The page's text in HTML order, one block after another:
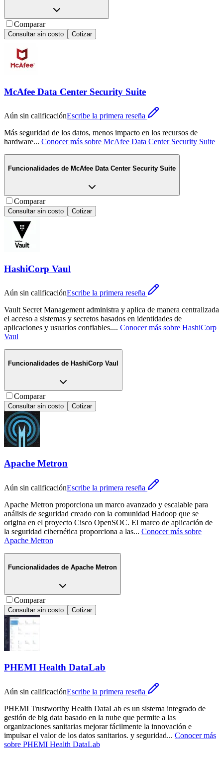
Comparar
Consultar sin costo Cotizar
McAfee Data Center Security Suite
Aún sin calificaciónEscribe la primera reseña
Más seguridad de los datos, menos impacto en los recursos de
hardware... Conocer más sobre McAfee Data Center Security Suite
Funcionalidades de McAfee Data Center Security Suite
Comparar
Consultar sin costo Cotizar
HashiCorp Vaul
Aún sin calificaciónEscribe la primera reseña
Vault Secret Management administra y aplica de manera centralizada
el acceso a sistemas y secretos basados en identidades de
aplicaciones y usuarios confiables.... Conocer más sobre HashiCorp
Vaul
Funcionalidades de HashiCorp Vaul
Comparar
Consultar sin costo Cotizar
Apache Metron
Aún sin calificaciónEscribe la primera reseña
Apache Metron proporciona un marco avanzado y escalable para
análisis de seguridad creado con la comunidad Hadoop que se
origina en el proyecto Cisco OpenSOC. El marco de aplicación de
la seguridad cibernética proporciona a las... Conocer más sobre
Apache Metron
Funcionalidades de Apache Metron
Comparar
Consultar sin costo Cotizar
PHEMI Health DataLab
Aún sin calificaciónEscribe la primera reseña
PHEMI Trustworthy Health DataLab es un sistema integrado de
gestión de big data basado en la nube que permite a las
organizaciones sanitarias mejorar fácilmente la innovación e
impulsar el valor de los datos sanitarios. y seguridad... Conocer más
sobre PHEMI Health DataLab